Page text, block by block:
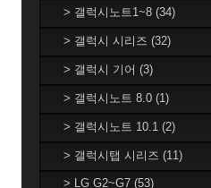
> 갤럭시노트1~8 (34)
> 갤럭시 시리즈 (32)
> 갤럭시 기어 (3)
> 갤럭시노트 8.0 (1)
> 갤럭시노트 10.1 (2)
> 갤럭시탭 시리즈 (11)
> LG G2~G7 (53)